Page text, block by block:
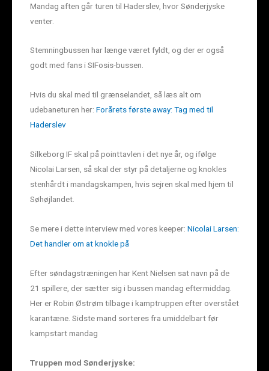
Mandag aften går turen til Haderslev, hvor Sønderjyske
venter.
Stemningbussen har længe været fyldt, og der er også
godt med fans i SIFosis-bussen.
Hvis du skal med til grænselandet, så læs alt om
udebaneturen her: Forårets første away: Tag med til
Haderslev
Silkeborg IF skal på pointtavlen i det nye år, og ifølge
Nicolai Larsen, så skal der styr på detaljerne og knokles
stenhårdt i mandagskampen, hvis sejren skal med hjem til
Søhøjlandet.
Se mere i dette interview med vores keeper: Nicolai Larsen:
Det handler om at knokle på
Efter søndagstræningen har Kent Nielsen sat navn på de
21 spillere, der sætter sig i bussen mandag eftermiddag.
Her er Robin Østrøm tilbage i kamptruppen efter overstået
karantæne. Sidste mand sorteres fra umiddelbart før
kampstart mandag
Truppen mod Sønderjyske: